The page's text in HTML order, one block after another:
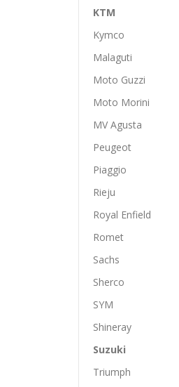
KTM
Kymco
Malaguti
Moto Guzzi
Moto Morini
MV Agusta
Peugeot
Piaggio
Rieju
Royal Enfield
Romet
Sachs
Sherco
SYM
Shineray
Suzuki
Triumph